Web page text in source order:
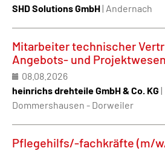
SHD Solutions GmbH| Andernach
Mitarbeiter technischer
Angebots- und
08.08.2026
heinrichs drehteile GmbH & Co. KG |
Dommershausen - Dorweiler
Pflegehilfs/-fachkräfte (m/